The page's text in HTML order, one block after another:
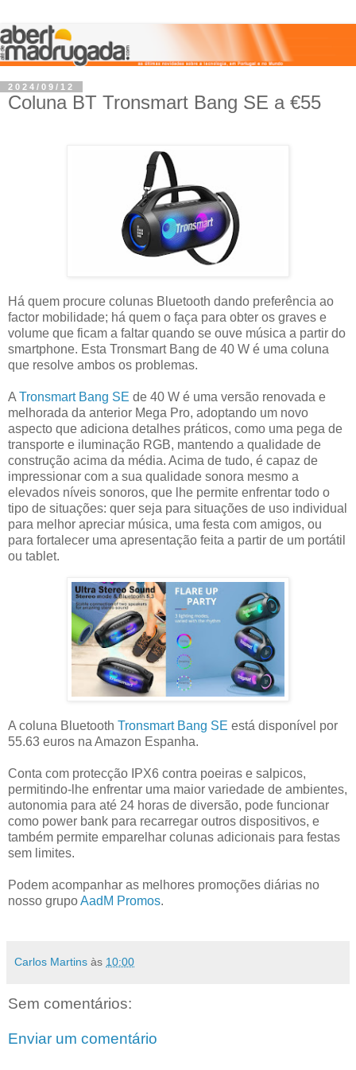
2024/09/12
Coluna BT Tronsmart Bang SE a €55
Há quem procure colunas Bluetooth dando preferência ao
factor mobilidade; há quem o faça para obter os graves e
volume que ficam a faltar quando se ouve música a partir do
smartphone. Esta Tronsmart Bang de 40 W é uma coluna
que resolve ambos os problemas.
A Tronsmart Bang SE de 40 W é uma versão renovada e
melhorada da anterior Mega Pro, adoptando um novo
aspecto que adiciona detalhes práticos, como uma pega de
transporte e iluminação RGB, mantendo a qualidade de
construção acima da média. Acima de tudo, é capaz de
impressionar com a sua qualidade sonora mesmo a
elevados níveis sonoros, que lhe permite enfrentar todo o
tipo de situações: quer seja para situações de uso individual
para melhor apreciar música, uma festa com amigos, ou
para fortalecer uma apresentação feita a partir de um portátil
ou tablet.
A coluna Bluetooth Tronsmart Bang SE está disponível por
55.63 euros na Amazon Espanha.
Conta com protecção IPX6 contra poeiras e salpicos,
permitindo-lhe enfrentar uma maior variedade de ambientes,
autonomia para até 24 horas de diversão, pode funcionar
como power bank para recarregar outros dispositivos, e
também permite emparelhar colunas adicionais para festas
sem limites.
Podem acompanhar as melhores promoções diárias no
nosso grupoAadM Promos.
Carlos Martins às 10:00
Sem comentários:
Enviar um comentário